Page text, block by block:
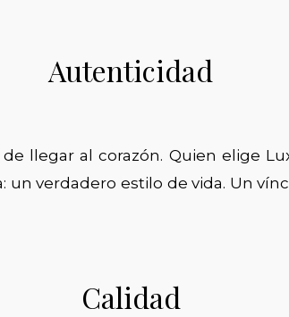
Autenticidad
llegar al corazón. Quien elige
un verdadero estilo de vida. Un
Calidad